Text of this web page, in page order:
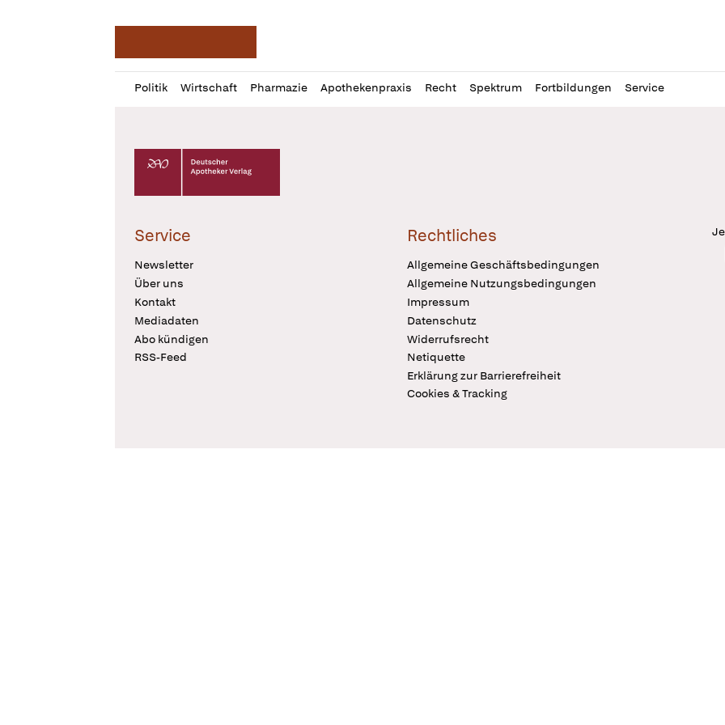
Politik Wirtschaft Pharmazie Apothekenpraxis Recht Spektrum Fortbildungen Service
Profil
öffnen
Daz
Pur
Deutscher Apotheker Verlag Logo
Service
Newsletter
Über uns
Kontakt
Mediadaten
Abo kündigen
RSS-Feed
Rechtliches
Allgemeine Geschäftsbedingungen
Allgemeine Nutzungsbedingungen
Impressum
Datenschutz
Widerrufsrecht
Netiquette
Erklärung zur Barrierefreiheit
Cookies & Tracking